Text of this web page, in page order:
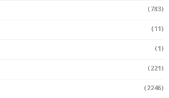
(783)
(11)
(1)
(221)
(2246)